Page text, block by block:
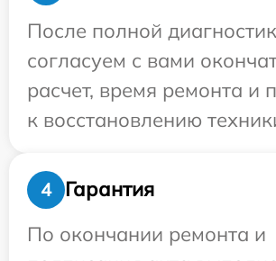
После полной
согласуем с вами
расчет, время ремонта и
к восстановлению
4
Гарантия
По окончании ремонта и